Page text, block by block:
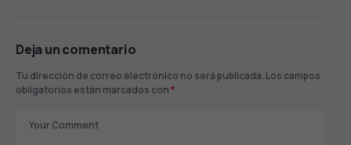
Deja un comentario
Tu dirección de correo electrónico no será publicada. Los campos
obligatorios están marcados con*